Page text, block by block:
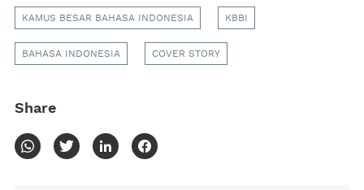
KAMUS BESAR BAHASA INDONESIA KBBI
BAHASA INDONESIA COVER STORY
Share